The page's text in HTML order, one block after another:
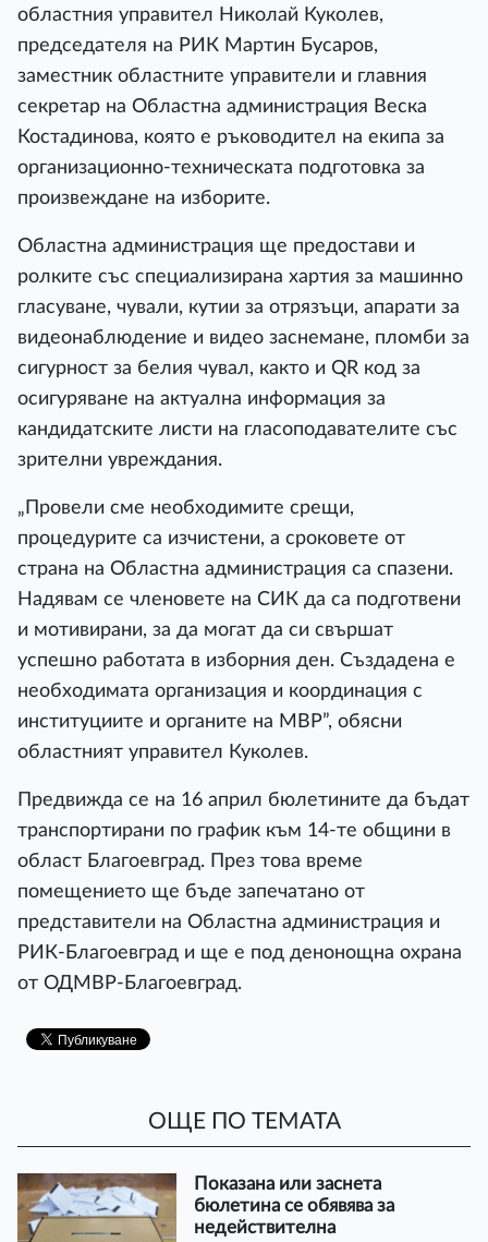
областния управител Николай Куколев,
председателя на РИК Мартин Бусаров,
заместник областните управители и главния
секретар на Областна администрация Веска
Костадинова, която е ръководител на екипа за
организационно-техническата подготовка за
произвеждане на изборите.
Областна администрация ще предостави и
ролките със специализирана хартия за машинно
гласуване, чували, кутии за отрязъци, апарати за
видеонаблюдение и видео заснемане, пломби за
сигурност за белия чувал, както и QR код за
осигуряване на актуална информация за
кандидатските листи на гласоподавателите със
зрителни увреждания.
„Провели сме необходимите срещи,
процедурите са изчистени, а сроковете от
страна на Областна администрация са спазени.
Надявам се членовете на СИК да са подготвени
и мотивирани, за да могат да си свършат
успешно работата в изборния ден. Създадена е
необходимата организация и координация с
институциите и органите на МВР”, обясни
областният управител Куколев.
Предвижда се на 16 април бюлетините да бъдат
транспортирани по график към 14-те общини в
област Благоевград. През това време
помещението ще бъде запечатано от
представители на Областна администрация и
РИК-Благоевград и ще е под денонощна охрана
от ОДМВР-Благоевград.
ОЩЕ ПО ТЕМАТА
Показана или заснета
бюлетина се обявява за
недействителна